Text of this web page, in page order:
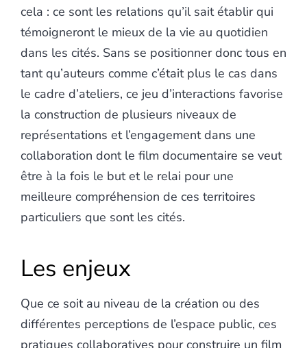
cela : ce sont les relations qu’il sait établir qui
témoigneront le mieux de la vie au quotidien
dans les cités. Sans se positionner donc tous en
tant qu’auteurs comme c’était plus le cas dans
le cadre d’ateliers, ce jeu d’interactions favorise
la construction de plusieurs niveaux de
représentations et l’engagement dans une
collaboration dont le film documentaire se veut
être à la fois le but et le relai pour une
meilleure compréhension de ces territoires
particuliers que sont les cités.
Les enjeux
Que ce soit au niveau de la création ou des
différentes perceptions de l’espace public, ces
pratiques collaboratives pour construire un film